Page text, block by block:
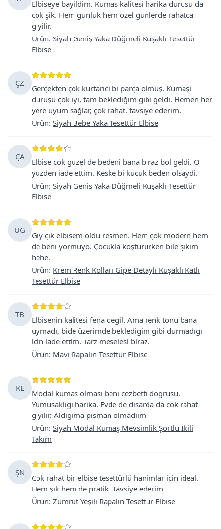
Elbiseye bayildim. Kumas kalitesi harika durusu da
cok şik. Hem gunluk hem ozel gunlerde rahatca
giyilir.
Ürün: Siyah Geniş Yaka Düğmeli Kuşaklı Tesettür
Elbise
ÇZ
Gerçekten çok kurtarıcı bi parça olmuş. Kumaşı
duruşu çok iyi, tam beklediğim gibi geldi. Hemen her
yere uyum sağlar, çok rahat. tavsiye ederim.
Ürün: Siyah Bebe Yaka Tesettür Elbise
ÇA
Elbise cok guzel de bedeni bana biraz bol geldi. O
yuzden iade ettim. Keske bi kucuk beden olsaydi.
Ürün: Siyah Geniş Yaka Düğmeli Kuşaklı Tesettür
Elbise
UG
Giy çık elbisem oldu resmen. Hem çok modern hem
de beni yormuyo. Çocukla koştururken bile şıkım
hehe.
Ürün: Krem Renk Kolları Gipe Detaylı Kuşaklı Katlı
Tesettür Elbise
TB
Elbisenin kalitesi fena degil. Ama renk tonu bana
uymadı, bide üzerimde bekledigim gibi durmadıgı
icin iade ettim. Tarz meselesi biraz.
Ürün: Mavi Rapalin Tesettür Elbise
KE
Modal kumas olmasi beni cezbetti dogrusu.
Yumusakligi harika. Evde de disarda da cok rahat
giyilir. Aldigima pisman olmadiim.
Ürün: Siyah Modal Kumaş Mevsimlik Şortlu İkili
Takım
ŞN
Cok rahat bir elbise tesettürlü hanimlar icin ideal.
Hem şık hem de pratik. Tavsiye ederim.
Ürün: Zümrüt Yeşili Rapalin Tesettür Elbise